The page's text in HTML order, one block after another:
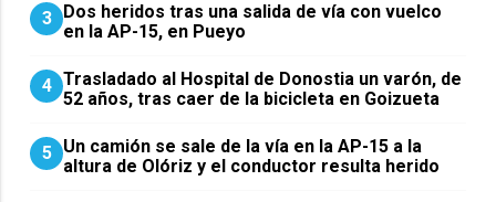
3
Dos heridos tras una salida de vía con vuelco
en la AP-15, en Pueyo
4 Trasladado al Hospital de Donostia un varón, de
52 años, tras caer de la bicicleta en Goizueta
5 Un camión se sale de la vía en la AP-15 a la
altura de Olóriz y el conductor resulta herido